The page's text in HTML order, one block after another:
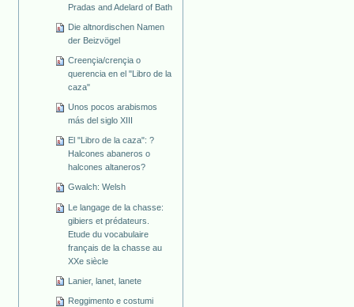
Pradas and Adelard of Bath
Die altnordischen Namen
der Beizvögel
Creençia/crençia o
querencia en el "Libro de la
caza"
Unos pocos arabismos
más del siglo XIII
El "Libro de la caza": ?
Halcones abaneros o
halcones altaneros?
Gwalch: Welsh
Le langage de la chasse:
gibiers et prédateurs.
Etude du vocabulaire
français de la chasse au
XXe siècle
Lanier, lanet, lanete
Reggimento e costumi